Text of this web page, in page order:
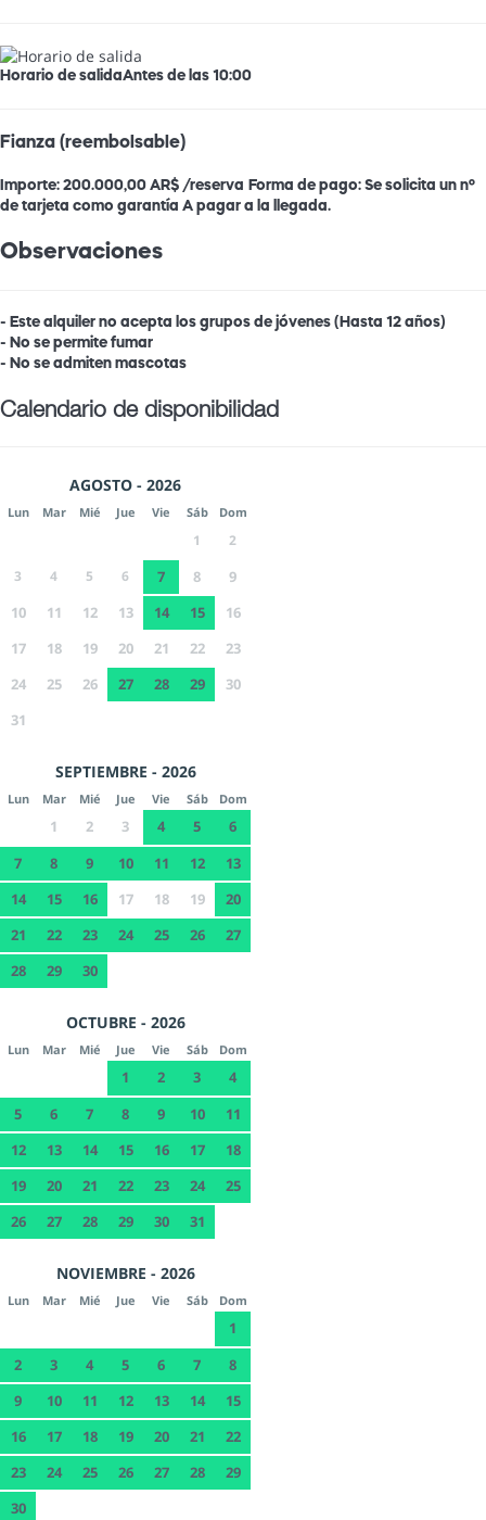
Horario de salidaAntes de las 10:00
Fianza (reembolsable)
Importe: 200.000,00 AR$ /reserva Forma de pago: Se solicita un nº
de tarjeta como garantía A pagar a la llegada.
Observaciones
- Este alquiler no acepta los grupos de jóvenes (Hasta 12 años)
- No se permite fumar
- No se admiten mascotas
Calendario de disponibilidad
AGOSTO - 2026
Lun Mar Mié Jue Vie Sáb Dom
1
2
3
4 5 6 7 8
9
10
11 12 13 14 15
16
17
18 19 20 21 22
23
24
25 26 27 28 29
30
31
SEPTIEMBRE - 2026
Lun Mar Mié Jue Vie Sáb Dom
1 2 3 4 5
6
7
8 9 10 11 12
13
14
15 16 17 18 19
20
21
22 23 24 25 26
27
28
29 30
OCTUBRE - 2026
Lun Mar Mié Jue Vie Sáb Dom
1 2 3
4
5
6 7 8 9 10
11
12
13 14 15 16 17
18
19
20 21 22 23 24
25
26
27 28 29 30 31
NOVIEMBRE - 2026
Lun Mar Mié Jue Vie Sáb Dom
1
2
3 4 5 6 7
8
9
10 11 12 13 14
15
16
17 18 19 20 21
22
23
24 25 26 27 28
29
30